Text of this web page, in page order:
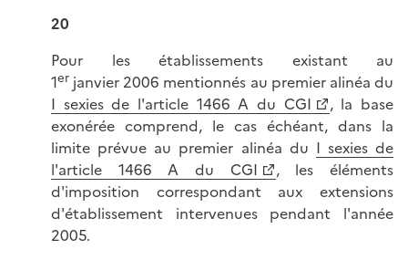
20
Pour les établissements existant au
1er janvier 2006 mentionnés au premier alinéa du
I sexies de l'article 1466 A du CGI
, la base
exonérée comprend, le cas échéant, dans la
limite prévue au premier alinéa du I sexies de
l'article 1466 A du CGI
, les éléments
d'imposition correspondant aux extensions
d'établissement intervenues pendant l'année
2005.